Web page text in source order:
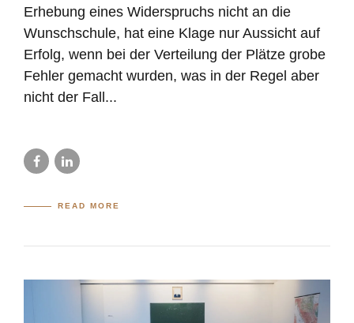
Erhebung eines Widerspruchs nicht an die
Wunschschule, hat eine Klage nur Aussicht auf
Erfolg, wenn bei der Verteilung der Plätze grobe
Fehler gemacht wurden, was in der Regel aber
nicht der Fall...
READ MORE